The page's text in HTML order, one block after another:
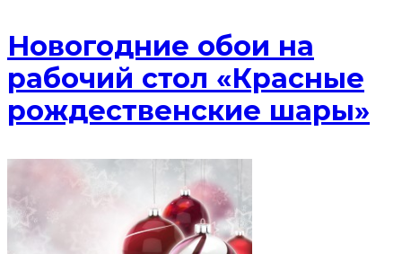
Новогодние обои на
рабочий стол «Красные
рождественские шары»